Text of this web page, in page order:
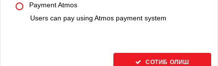
Payment Atmos
Users can pay using Atmos payment system
СОТИБ ОЛИШ